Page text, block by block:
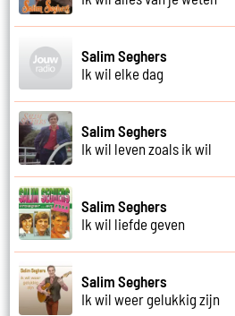
Salim Seghers
Ik wil elke dag
Salim Seghers
Ik wil leven zoals ik wil
Salim Seghers
Ik wil liefde geven
Salim Seghers
Ik wil weer gelukkig zijn